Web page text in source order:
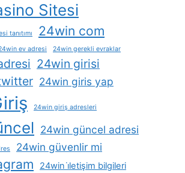
Sitesi
tanıtımı 24win com
ev adresi 24win gerekli evraklar
24win girisi
24win giris yap
24win giriş adresleri
24win güncel adresi
24win güvenlir mi
24win i̇letişim bilgileri